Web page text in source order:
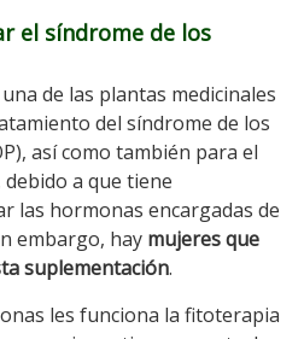
el síndrome de los
de las plantas medicinales
del síndrome de los
así como también para el
a que tiene
las hormonas encargadas de
embargo, hay mujeres que
suplementación.
les funciona la fitoterapia